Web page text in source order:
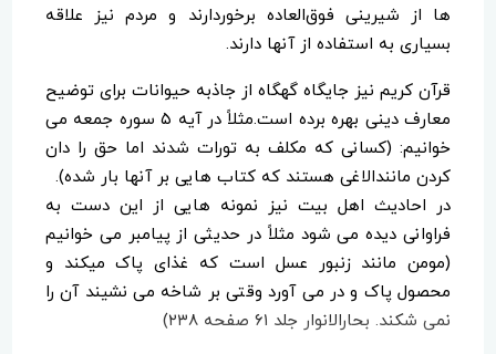
ها از شیرینی فوق‌العاده برخوردارند و مردم نیز علاقه
بسیاری به استفاده از آنها دارند.
قرآن کریم نیز جایگاه گهگاه از جاذبه حیوانات برای توضیح
معارف دینی بهره برده است.مثلاً در آیه ۵ سوره جمعه می
خوانیم: (کسانی که مکلف به تورات شدند اما حق را دان
کردن مانندالاغی هستند که کتاب هایی بر آنها بار شده).
در احادیث اهل بیت نیز نمونه هایی از این دست به
فراوانی دیده می شود مثلاً در حدیثی از پیامبر می خوانیم
(مومن مانند زنبور عسل است که غذای پاک میکند و
محصول پاک و در می آورد وقتی بر شاخه می نشیند آن را
نمی شکند. بحارالانوار جلد ۶۱ صفحه ۲۳۸)